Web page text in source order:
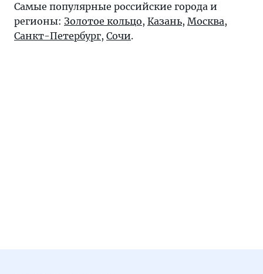
Самые популярные российские города и
регионы: Золотое кольцо, Казань, Москва,
Санкт-Петербург, Сочи.